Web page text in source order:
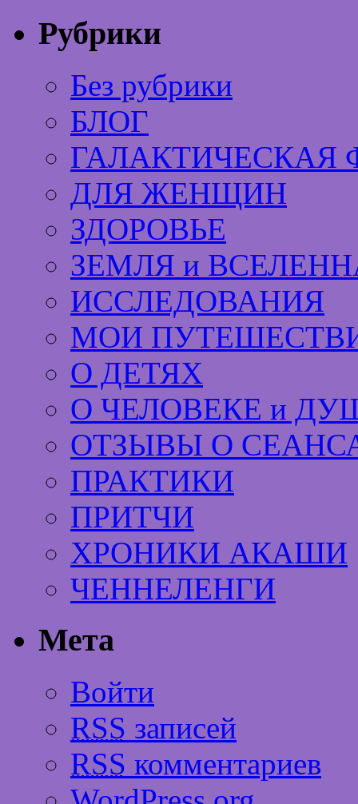
Рубрики
Без рубрики
БЛОГ
ГАЛАКТИЧЕСКАЯ
ДЛЯ ЖЕНЩИН
ЗДОРОВЬЕ
ЗЕМЛЯ и
ИССЛЕДОВАНИЯ
МОИ
О ДЕТЯХ
О ЧЕЛОВЕКЕ и
ОТЗЫВЫ О
ПРАКТИКИ
ПРИТЧИ
ХРОНИКИ АКАШИ
ЧЕННЕЛЕНГИ
Мета
Войти
RSS записей
RSS комментариев